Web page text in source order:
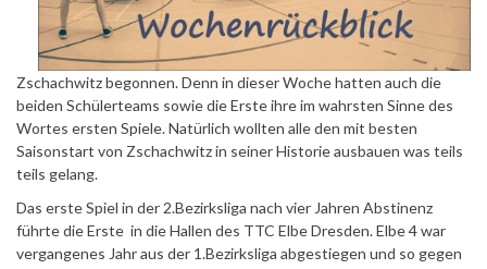
Zschachwitz begonnen. Denn in dieser Woche hatten auch die
beiden Schülerteams sowie die Erste ihre im wahrsten Sinne des
Wortes ersten Spiele. Natürlich wollten alle den mit besten
Saisonstart von Zschachwitz in seiner Historie ausbauen was teils
teils gelang.
Das erste Spiel in der 2.Bezirksliga nach vier Jahren Abstinenz
führte die Erste in die Hallen des TTC Elbe Dresden. Elbe 4 war
vergangenes Jahr aus der 1.Bezirksliga abgestiegen und so gegen